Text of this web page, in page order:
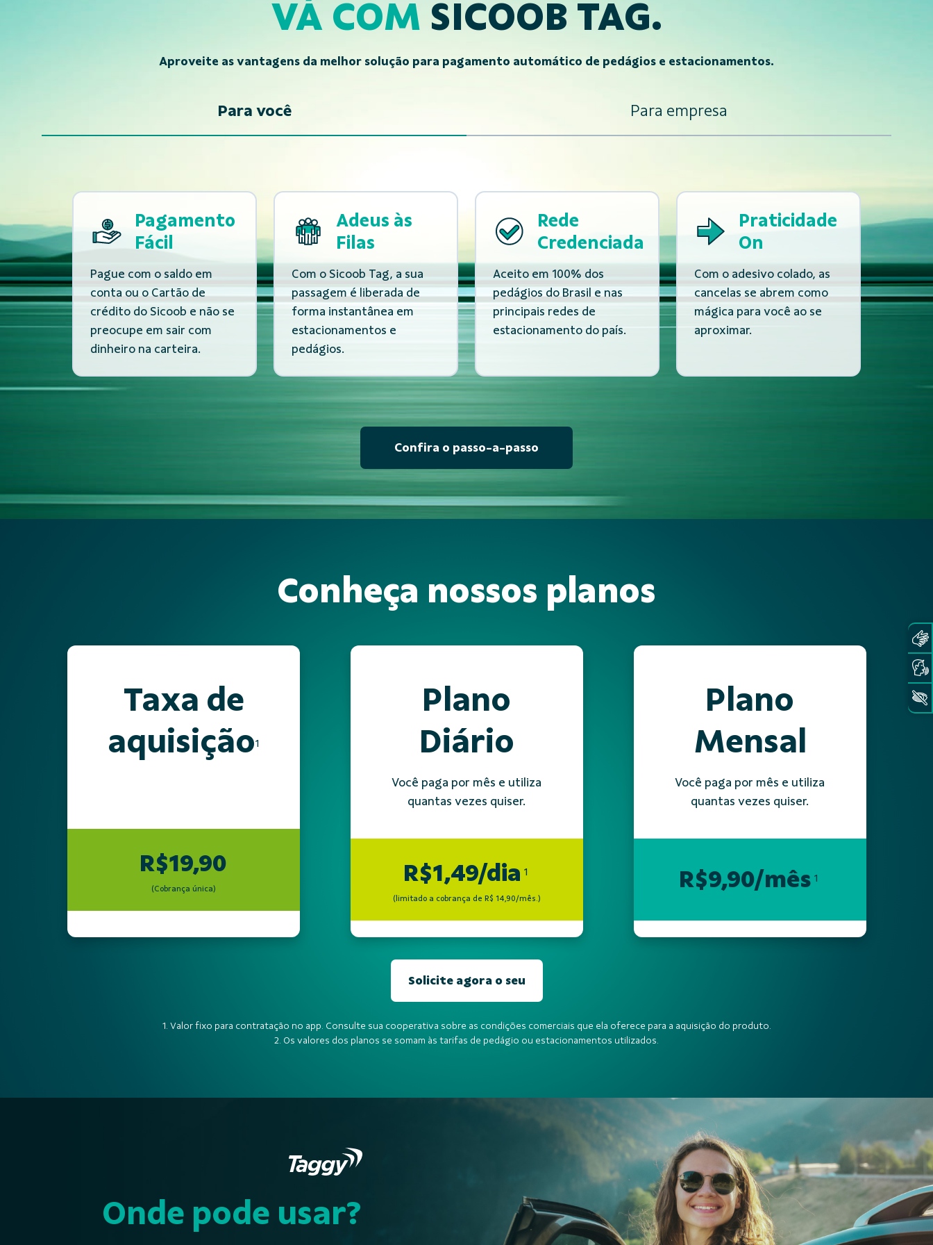
VÁ COM SICOOB TAG.
Aproveite as vantagens da melhor solução para pagamento automático de pedágios e estacionamentos.
Para você Para empresa
Pagamento
Fácil
Pague com o saldo em
conta ou o Cartão de
crédito do Sicoob e não se
preocupe em sair com
dinheiro na carteira.
Adeus às
Filas
Com o Sicoob Tag, a sua
passagem é liberada de
forma instantânea em
estacionamentos e
pedágios.
Rede
Credenciada
Aceito em 100% dos
pedágios do Brasil e nas
principais redes de
estacionamento do país.
Praticidade
On
Com o adesivo colado, as
cancelas se abrem como
mágica para você ao se
aproximar.
Confira o passo-a-passo
Conheça nossos planos
Taxa de
aquisição1
R$19,90
(Cobrança única)
Plano
Diário
Você paga por mês e utiliza
quantas vezes quiser.
R$1,49/dia 1
(limitado a cobrança de R$ 14,90/mês.)
Plano
Mensal
Você paga por mês e utiliza
quantas vezes quiser.
R$9,90/mês 1
Solicite agora o seu
1. Valor fixo para contratação no app. Consulte sua cooperativa sobre as condições comerciais que ela oferece para a aquisição do produto.
2. Os valores dos planos se somam às tarifas de pedágio ou estacionamentos utilizados.
Onde pode usar?